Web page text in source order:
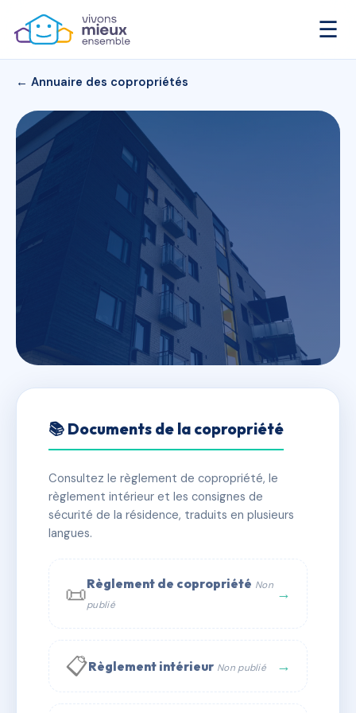
☰
← Annuaire des copropriétés
LE PRIEURE
⚠ IMMATRICULEE_RATTACHEMENT_EXPIRE
🏠 24 lots
🏗 1 bâtiment(s)
📞 Contacter Syndic Digital 💬 WhatsApp
✉ Email
📚 Documents de la copropriété
Consultez le règlement de copropriété, le
règlement intérieur et les consignes de
sécurité de la résidence, traduits en plusieurs
langues.
📜Règlement de copropriété Non
publié
→
📋Règlement intérieur Non publié →